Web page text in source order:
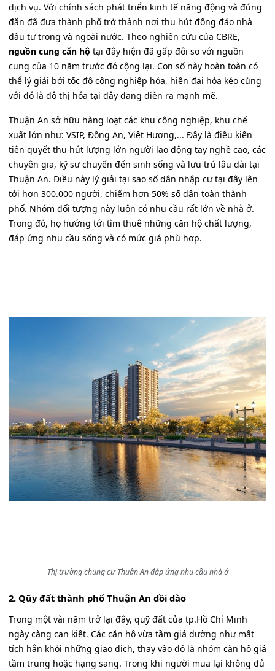
dịch vụ. Với chính sách phát triển kinh tế năng động và đúng
đắn đã đưa thành phố trở thành nơi thu hút đông đảo nhà
đầu tư trong và ngoài nước. Theo nghiên cứu của CBRE,
nguồn cung căn hộ tại đây hiện đã gấp đôi so với nguồn
cung của 10 năm trước đó cộng lại. Con số này hoàn toàn có
thể lý giải bởi tốc độ công nghiệp hóa, hiện đại hóa kéo cùng
với đó là đô thị hóa tại đây đang diễn ra mạnh mẽ.
Thuận An sở hữu hàng loạt các khu công nghiệp, khu chế
xuất lớn như: VSIP, Đồng An, Việt Hương,... Đây là điều kiện
tiên quyết thu hút lượng lớn người lao động tay nghề cao, các
chuyên gia, kỹ sư chuyển đến sinh sống và lưu trú lâu dài tại
Thuận An. Điều này lý giải tại sao số dân nhập cư tại đây lên
tới hơn 300.000 người, chiếm hơn 50% số dân toàn thành
phố. Nhóm đối tượng này luôn có nhu cầu rất lớn về nhà ở.
Trong đó, họ hướng tới tìm thuê những căn hộ chất lượng,
đáp ứng nhu cầu sống và có mức giá phù hợp.
Thị trường chung cư Thuận An đáp ứng nhu cầu nhà ở
2. Qũy đất thành phố Thuận An dồi dào
Trong một vài năm trở lại đây, quỹ đất của tp.Hồ Chí Minh
ngày càng cạn kiệt. Các căn hộ vừa tầm giá dường như mất
tích hẳn khỏi những giao dịch, thay vào đó là nhóm căn hộ giá
tầm trung hoặc hạng sang. Trong khi người mua lại không đủ